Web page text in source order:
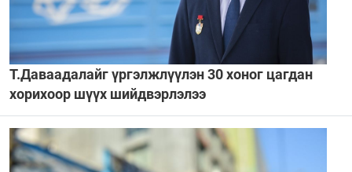
Т.Даваадалайг үргэлжлүүлэн 30 хоног цагдан
хорихоор шүүх шийдвэрлэлээ